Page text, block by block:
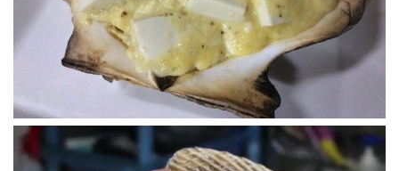
レシピ提供・料理人/鈴木雄太
［鈴木雄太…調理師/食育インストラクター現グロー
バルキッチンサイゴングループシェフ］